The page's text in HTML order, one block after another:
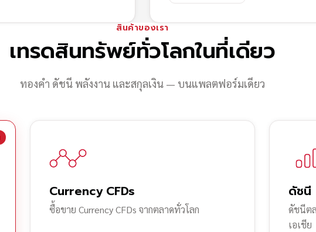
สินค้าของเรา
เทรดสินทรัพย์ทั่วโลกในที่เดียว
ทองคำ ดัชนี พลังงาน และสกุลเงิน — บนแพลตฟอร์มเดียว
Currency CFDs
ซื้อขาย Currency CFDs จากตลาดทั่วโลก
ดัชนี
ดัชนีต
เอเชีย